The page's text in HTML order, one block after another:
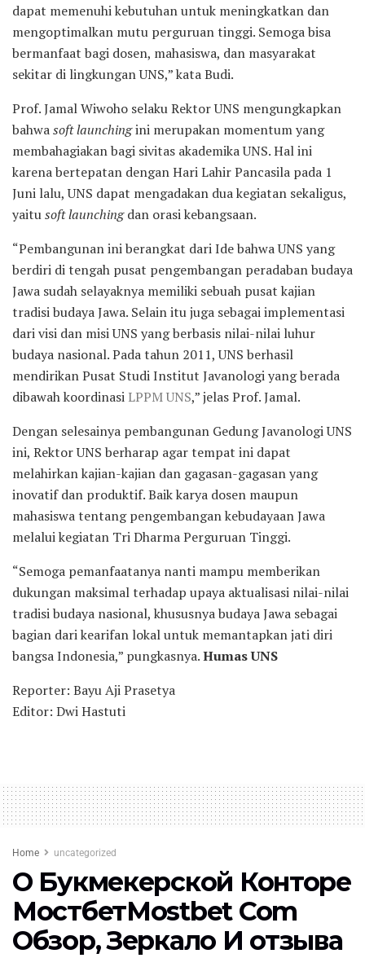
dapat memenuhi kebutuhan untuk meningkatkan dan
mengoptimalkan mutu perguruan tinggi. Semoga bisa
bermanfaat bagi dosen, mahasiswa, dan masyarakat
sekitar di lingkungan UNS,” kata Budi.
Prof. Jamal Wiwoho selaku Rektor UNS mengungkapkan
bahwasoft launchingini merupakan momentum yang
membahagiakan bagi sivitas akademika UNS. Hal ini
karena bertepatan dengan Hari Lahir Pancasila pada 1
Juni lalu, UNS dapat mengadakan dua kegiatan sekaligus,
yaitusoft launchingdan orasi kebangsaan.
“Pembangunan ini berangkat dari Ide bahwa UNS yang
berdiri di tengah pusat pengembangan peradaban budaya
Jawa sudah selayaknya memiliki sebuah pusat kajian
tradisi budaya Jawa. Selain itu juga sebagai implementasi
dari visi dan misi UNS yang berbasis nilai-nilai luhur
budaya nasional. Pada tahun 2011, UNS berhasil
mendirikan Pusat Studi Institut Javanologi yang berada
dibawah koordinasi LPPM UNS,” jelas Prof. Jamal.
Dengan selesainya pembangunan Gedung Javanologi UNS
ini, Rektor UNS berharap agar tempat ini dapat
melahirkan kajian-kajian dan gagasan-gagasan yang
inovatif dan produktif. Baik karya dosen maupun
mahasiswa tentang pengembangan kebudayaan Jawa
melalui kegiatan Tri Dharma Perguruan Tinggi.
“Semoga pemanfaatanya nanti mampu memberikan
dukungan maksimal terhadap upaya aktualisasi nilai-nilai
tradisi budaya nasional, khususnya budaya Jawa sebagai
bagian dari kearifan lokal untuk memantapkan jati diri
bangsa Indonesia,” pungkasnya.Humas UNS
Reporter: Bayu Aji Prasetya
Editor: Dwi Hastuti
Home uncategorized
О Букмекерской Конторе
МостбетMostbet Com
Обзор, Зеркало И отзыва